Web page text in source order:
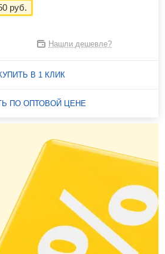
руб.
Нашли дешевле?
В 1 КЛИК
ПО ОПТОВОЙ ЦЕНЕ